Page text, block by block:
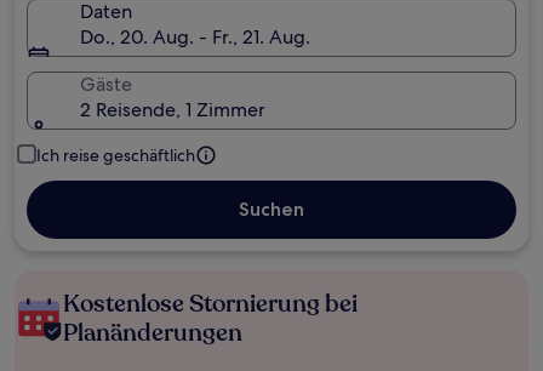
Daten
Do., 20. Aug. - Fr., 21. Aug.
Gäste
2 Reisende, 1 Zimmer
Ich reise geschäftlich
Suchen
Kostenlose Stornierung bei
Planänderungen